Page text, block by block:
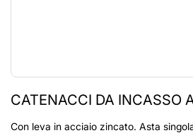
CATENACCI DA INCASSO
Con leva in acciaio zincato. Asta